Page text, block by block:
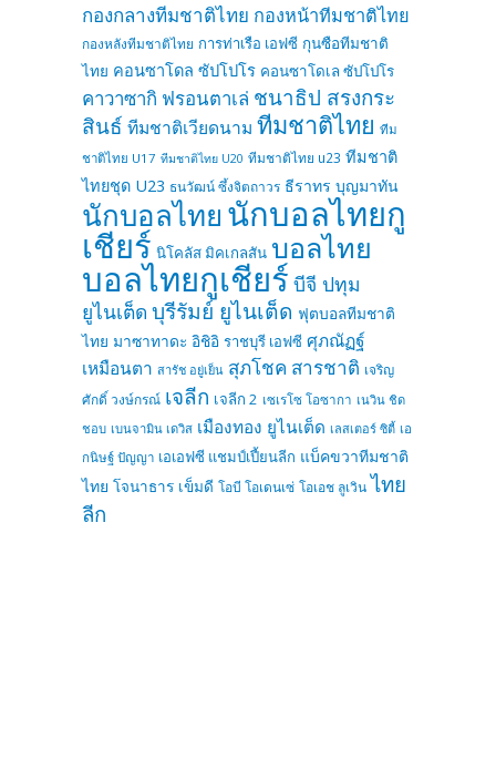
กองกลางทีมชาติไทย กองหน้าทีมชาติไทย
กองหลังทีมชาติไทย การท่าเรือ เอฟซี กุนซือทีมชาติ
ไทย คอนซาโดล ซัปโปโร คอนซาโดเล ซัปโปโร
คาวาซากิ ฟรอนตาเล่ ชนาธิป สรงกระ
สินธ์ ทีมชาติเวียดนาม ทีมชาติไทย ทีม
ชาติไทย U17 ทีมชาติไทย U20 ทีมชาติไทย u23 ทีมชาติ
ไทยชุด U23 ธนวัฒน์ ซึ้งจิตถาวร ธีราทร บุญมาทัน
นักบอลไทยนักบอลไทยกู
เชียร์ นิโคลัส มิคเกลสัน บอลไทย
บอลไทยกูเชียร์ บีจี ปทุม
ยูไนเต็ด บุรีรัมย์ ยูไนเต็ด ฟุตบอลทีมชาติ
ไทย มาซาทาดะ อิชิอิ ราชบุรี เอฟซี ศุภณัฏฐ์
เหมือนตา สารัช อยู่เย็น สุภโชค สารชาติ เจริญ
ศักดิ์ วงษ์กรณ์ เจลีก เจลีก 2 เซเรโซ โอซากา เนวิน ชิด
ชอบ เบนจามิน เดวิส เมืองทอง ยูไนเต็ด เลสเตอร์ ซิตี้ เอ
กนิษฐ์ ปัญญา เอเอฟซี แชมป์เปี้ยนลีก แบ็คขวาทีมชาติ
ไทย โจนาธาร เข็มดี โอบี โอเดนเซ่ โอเอช ลูเวิน ไทย
ลีก